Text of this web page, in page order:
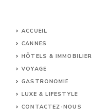
ACCUEIL
CANNES
HÔTELS & IMMOBILIER
VOYAGE
GASTRONOMIE
LUXE & LIFESTYLE
CONTACTEZ-NOUS